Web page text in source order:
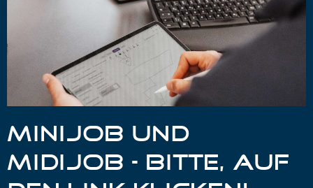
MINIJOB UND
MIDIJOB – BITTE, AUF